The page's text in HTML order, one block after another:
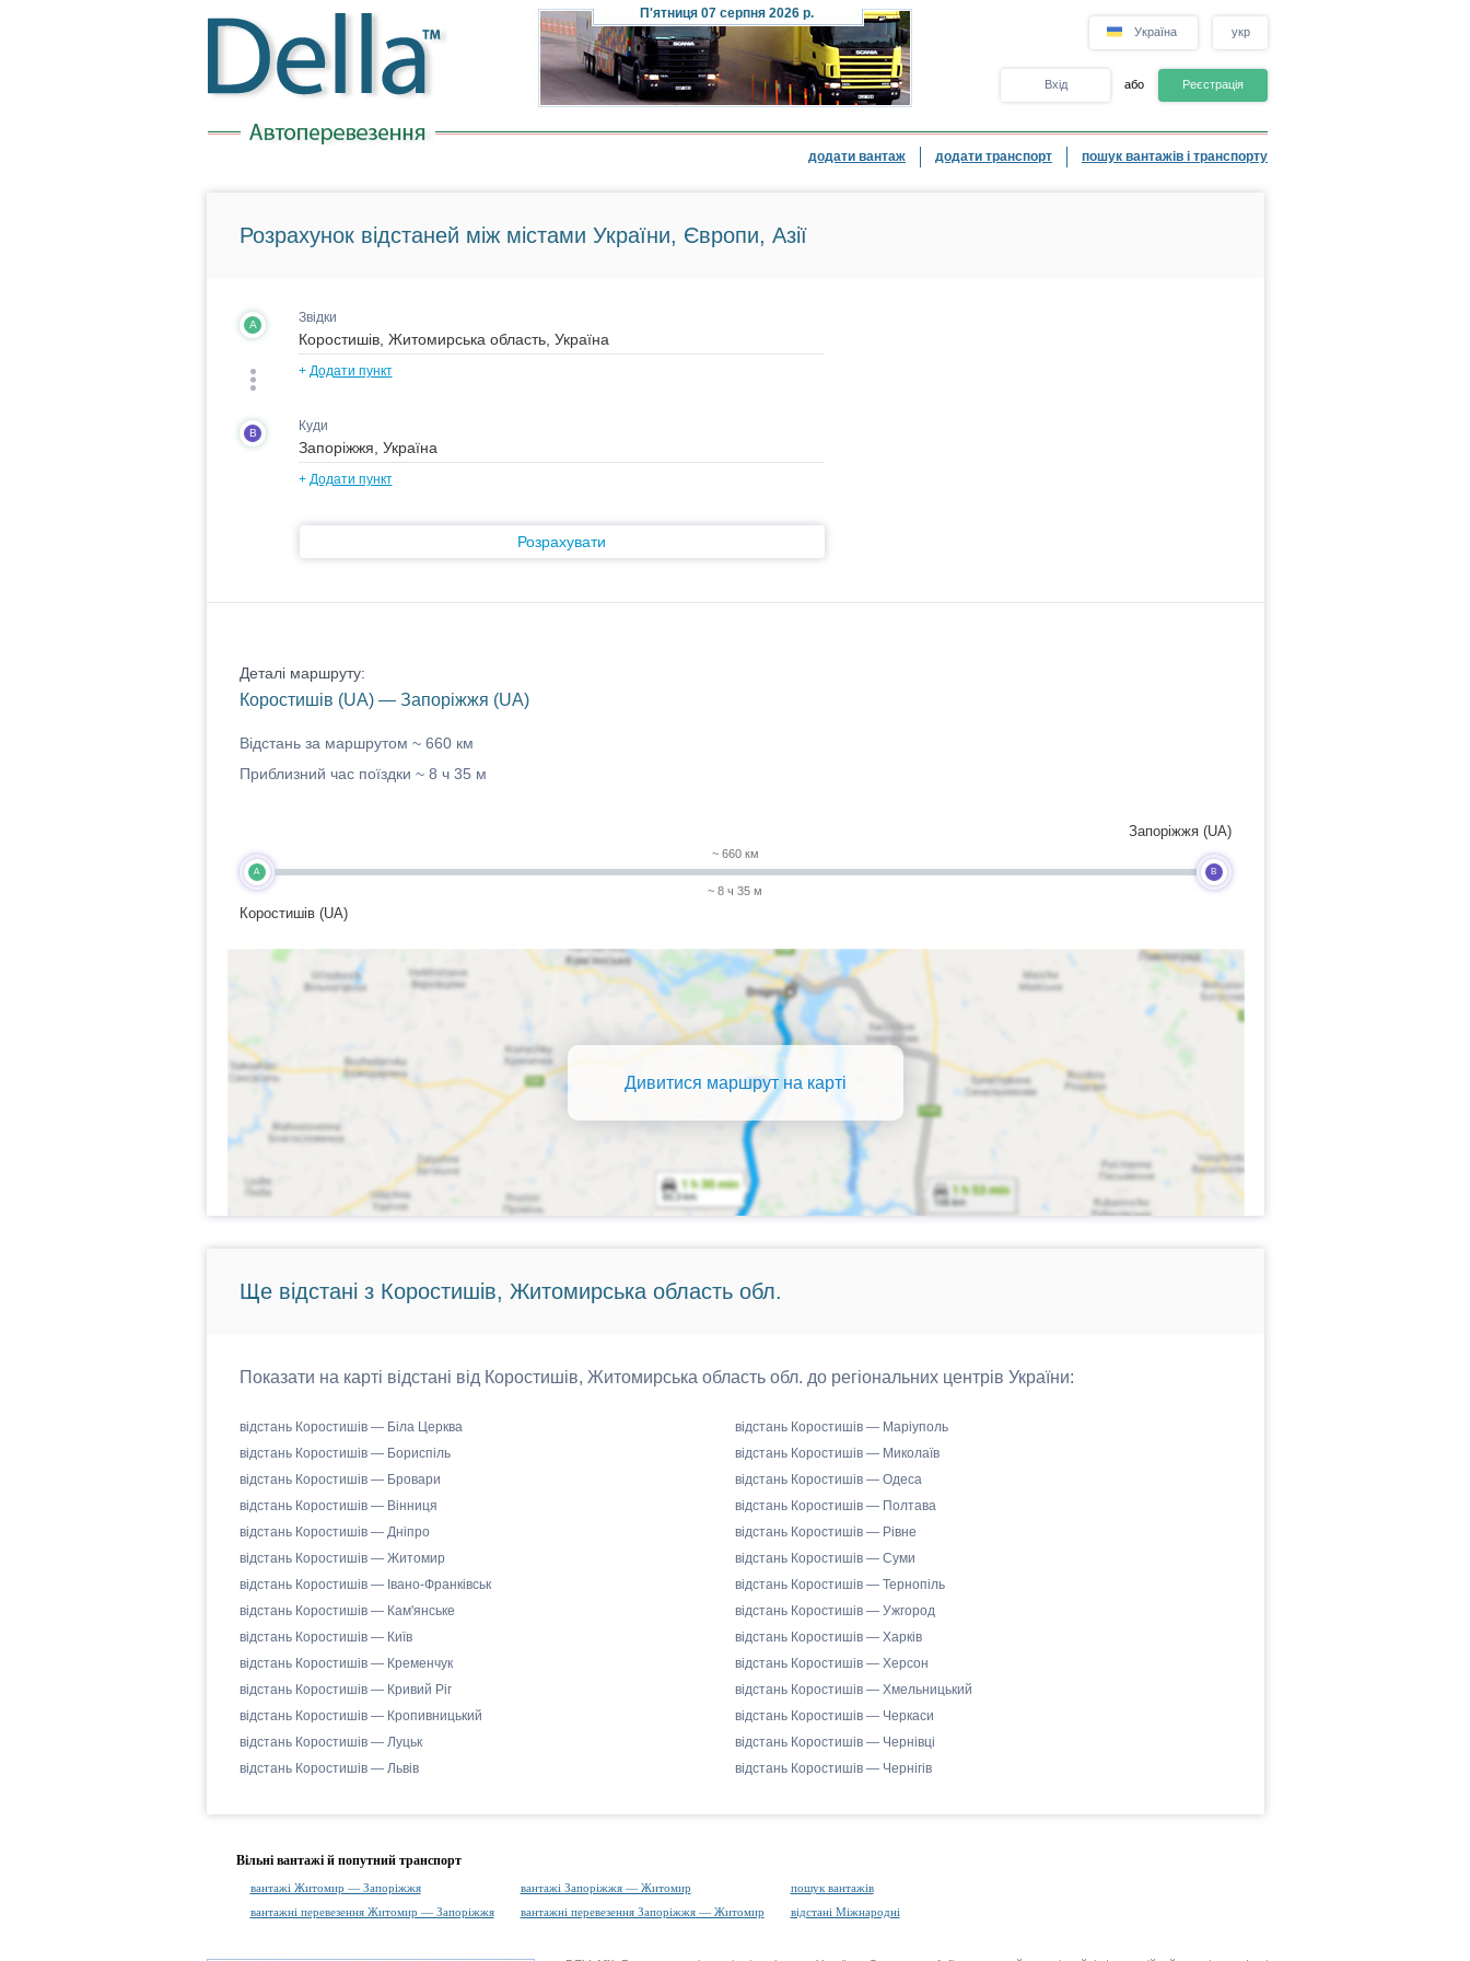
П'ятниця07 серпня 2026 р.
Україна укр
Вхід або Реєстрація
додати вантаж додати транспорт пошук вантажів і транспорту
Розрахунок відстаней між містами України, Європи, Азії
A Звідки
+ Додати пункт
B Куди
+ Додати пункт
Розрахувати
Деталі маршруту:
Коростишів (UA) — Запоріжжя (UA)
Відстань за маршрутом ~ 660 км
Приблизний час поїздки ~ 8 ч 35 м
A
Коростишів (UA)
~ 660 км
~ 8 ч 35 м
B
Запоріжжя (UA)
Дивитися маршрут на карті
Ще відстані з Коростишів, Житомирська область обл.
Показати на карті відстані від Коростишів, Житомирська область обл. до регіональних центрів України:
відстань Коростишів — Біла Церква
відстань Коростишів — Бориспіль
відстань Коростишів — Бровари
відстань Коростишів — Вінниця
відстань Коростишів — Дніпро
відстань Коростишів — Житомир
відстань Коростишів — Івано-Франківськ
відстань Коростишів — Кам'янське
відстань Коростишів — Київ
відстань Коростишів — Кременчук
відстань Коростишів — Кривий Ріг
відстань Коростишів — Кропивницький
відстань Коростишів — Луцьк
відстань Коростишів — Львів
відстань Коростишів — Маріуполь
відстань Коростишів — Миколаїв
відстань Коростишів — Одеса
відстань Коростишів — Полтава
відстань Коростишів — Рівне
відстань Коростишів — Суми
відстань Коростишів — Тернопіль
відстань Коростишів — Ужгород
відстань Коростишів — Харків
відстань Коростишів — Херсон
відстань Коростишів — Хмельницький
відстань Коростишів — Черкаси
відстань Коростишів — Чернівці
відстань Коростишів — Чернігів
Вільні вантажі й попутний транспорт
вантажі Житомир — Запоріжжя вантажі Запоріжжя — Житомир
пошук вантажів
вантажні перевезення Житомир — Запоріжжя
вантажні перевезення Запоріжжя — Житомир відстані Міжнародні